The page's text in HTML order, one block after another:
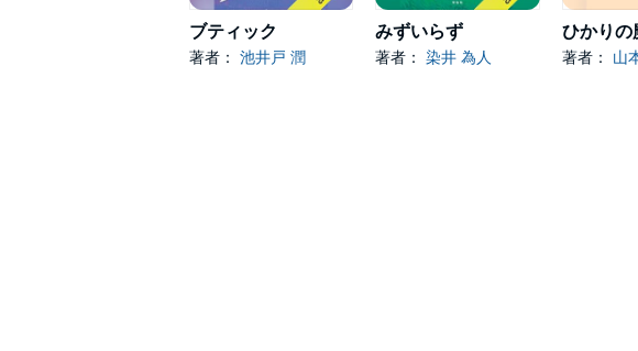
ブティック
著者： 池井戸 潤
みずいらず
著者：染井 為人
ひかりの
著者： 山